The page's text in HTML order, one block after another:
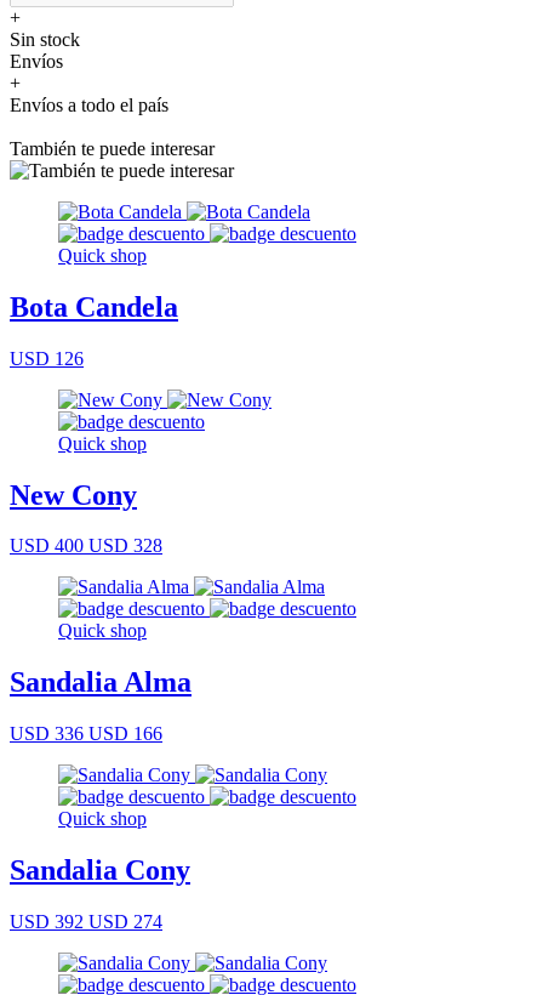
+
Sin stock
Envíos
+
Envíos a todo el país
También te puede interesar
Quick shop
Bota Candela
USD 126
Quick shop
New Cony
USD 400 USD 328
Quick shop
Sandalia Alma
USD 336 USD 166
Quick shop
Sandalia Cony
USD 392 USD 274